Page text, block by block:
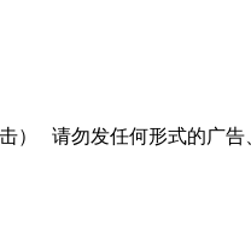
）
请勿发任何形式的广